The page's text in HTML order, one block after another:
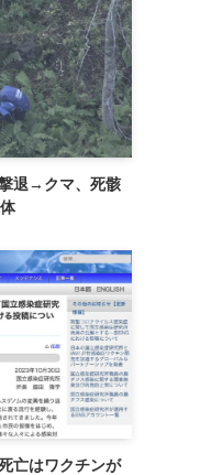
退→クマ、死骸
亡はワクチンが